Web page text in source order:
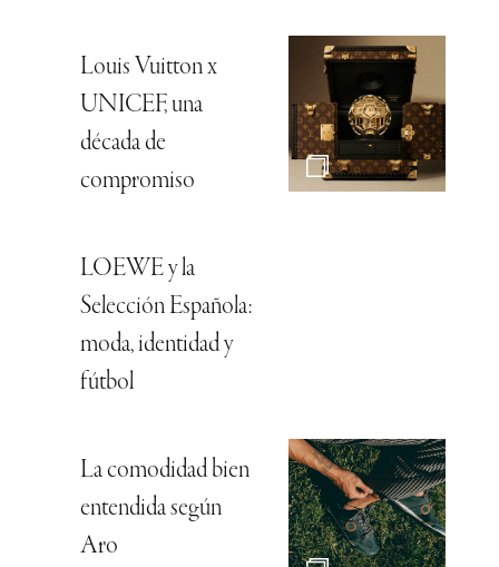
Louis Vuitton x
UNICEF, una
década de
compromiso
LOEWE y la
Selección Española:
moda, identidad y
fútbol
La comodidad bien
entendida según
Aro